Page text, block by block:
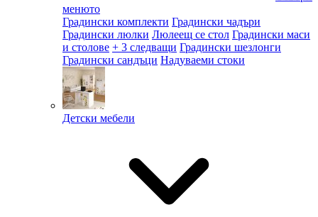
менюто
Градински комплекти Градински чадъри
Градински люлки Люлеещ се стол Градински маси
и столове + 3 следващи Градински шезлонги
Градински сандъци Надуваеми стоки
Детски мебели